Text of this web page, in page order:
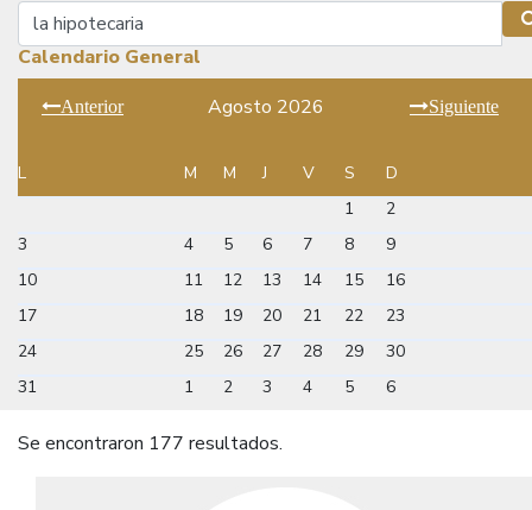
Buscar
Calendario General
Anterior Agosto 2026 Siguiente
L M M J V S
D
1
2
3
4 5 6 7 8
9
10
11 12 13 14 15
16
17
18 19 20 21 22
23
24
25 26 27 28 29
30
31
1 2 3 4 5 6
Se encontraron 177 resultados.